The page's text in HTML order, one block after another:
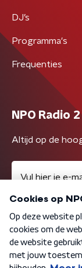
DJ’s
Programma's
Frequenties
NPO Radio
Altijd op de
Algemene